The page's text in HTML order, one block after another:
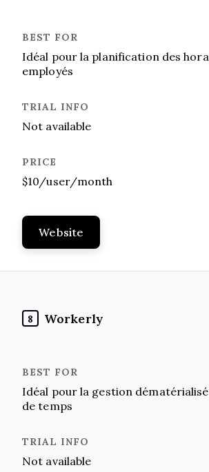
Idéal pour la planification des
employés
Not available
$10/user/month
Website
8 Workerly
Idéal pour la gestion
de temps
Not available